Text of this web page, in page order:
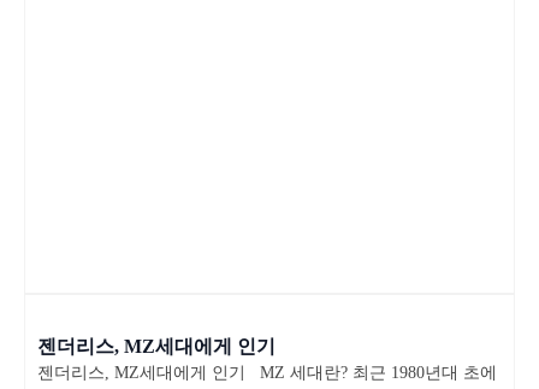
젠더리스, MZ세대에게 인기
젠더리스, MZ세대에게 인기 MZ 세대란? 최근 1980년대 초에